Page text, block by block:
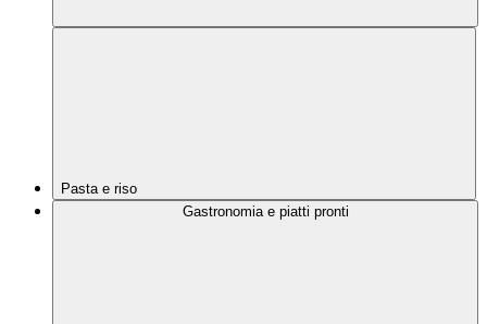
Pasta e riso
Gastronomia e piatti pronti